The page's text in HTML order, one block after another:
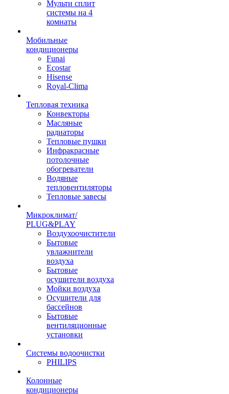
Мульти сплит
системы на 4
комнаты
Мобильные
кондиционеры
Funai
Ecostar
Hisense
Royal-Clima
Тепловая техника
Конвекторы
Масляные
радиаторы
Тепловые пушки
Инфракрасные
потолочные
обогреватели
Водяные
тепловентиляторы
Тепловые завесы
Микроклимат/
PLUG&PLAY
Воздухоочистители
Бытовые
увлажнители
воздуха
Бытовые
осушители воздуха
Мойки воздуха
Осушители для
бассейнов
Бытовые
вентиляционные
установки
Системы водоочистки
PHILIPS
Колонные
кондиционеры